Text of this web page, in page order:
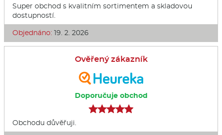
Super obchod s kvalitním sortimentem a skladovou
dostupností.
Objednáno: 19. 2. 2026
Ověřený zákazník
Doporučuje obchod
Obchodu důvěřuji.